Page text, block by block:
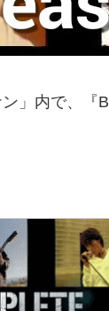
」内で、『